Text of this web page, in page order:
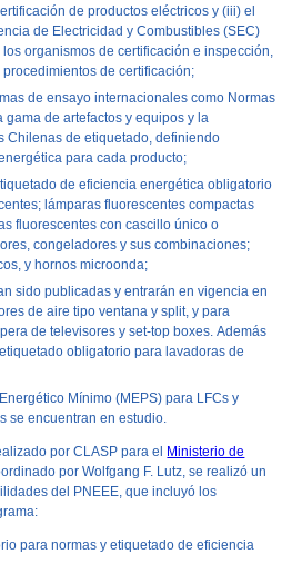
de productos eléctricos y (iii) el
de Electricidad y Combustibles (SEC)
organismos de certificación e inspección,
de certificación;
de ensayo internacionales como Normas
de artefactos y equipos y la
Chilenas de etiquetado, definiendo
para cada producto;
de eficiencia energética obligatorio
lámparas fluorescentes compactas
fluorescentes con cascillo único o
congeladores y sus combinaciones;
y hornos microonda;
sido publicadas y entrarán en vigencia en
de aire tipo ventana y split, y para
de televisores yset-top boxes. Además
obligatorio para lavadoras de
Mínimo (MEPS) para LFCs y
se encuentran en estudio.
por CLASP para el
Ministerio de
por Wolfgang F. Lutz, se realizó un
del PNEEE, que incluyó los
para normas y etiquetado de eficiencia